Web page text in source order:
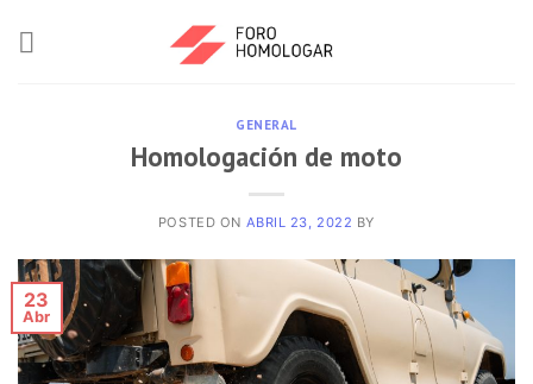
GENERAL
Homologación de moto
POSTED ON ABRIL 23, 2022 BY
23
Abr